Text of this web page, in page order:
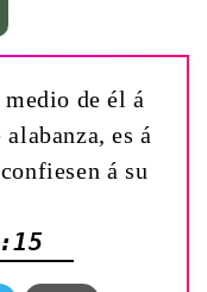
de él á
es á
á su